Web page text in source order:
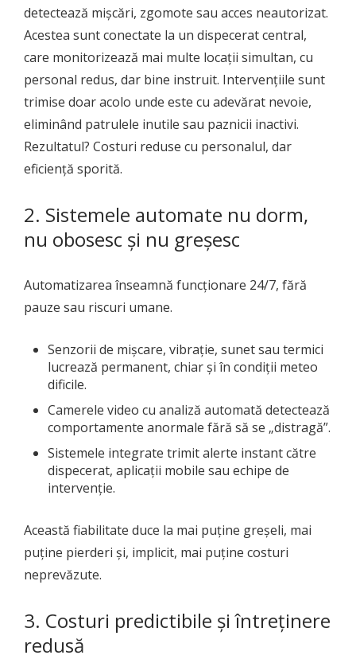
detectează mișcări, zgomote sau acces neautorizat.
Acestea sunt conectate la un dispecerat central,
care monitorizează mai multe locații simultan, cu
personal redus, dar bine instruit. Intervențiile sunt
trimise doar acolo unde este cu adevărat nevoie,
eliminând patrulele inutile sau paznicii inactivi.
Rezultatul? Costuri reduse cu personalul, dar
eficiență sporită.
2. Sistemele automate nu dorm,
nu obosesc și nu greșesc
Automatizarea înseamnă funcționare 24/7, fără
pauze sau riscuri umane.
Senzorii de mișcare, vibrație, sunet sau termici
lucrează permanent, chiar și în condiții meteo
dificile.
Camerele video cu analiză automată detectează
comportamente anormale fără să se „distragă”.
Sistemele integrate trimit alerte instant către
dispecerat, aplicații mobile sau echipe de
intervenție.
Această fiabilitate duce la mai puține greșeli, mai
puține pierderi și, implicit, mai puține costuri
neprevăzute.
3. Costuri predictibile și întreținere
redusă